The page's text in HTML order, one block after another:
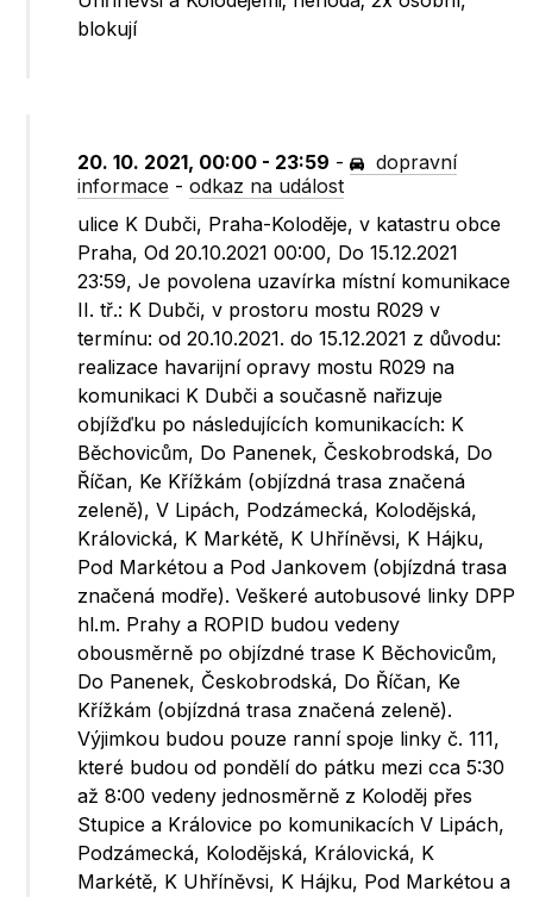
blokují
20. 10. 2021, 00:00 - 23:59 -
dopravní
informace -odkaz na událost
ulice K Dubči, Praha-Koloděje, v katastru obce
Praha, Od 20.10.2021 00:00, Do 15.12.2021
23:59, Je povolena uzavírka místní komunikace
II. tř.: K Dubči, v prostoru mostu R029 v
termínu: od 20.10.2021. do 15.12.2021 z důvodu:
realizace havarijní opravy mostu R029 na
komunikaci K Dubči a současně nařizuje
objížďku po následujících komunikacích: K
Běchovicům, Do Panenek, Českobrodská, Do
Říčan, Ke Křížkám (objízdná trasa značená
zeleně), V Lipách, Podzámecká, Kolodějská,
Královická, K Markétě, K Uhříněvsi, K Hájku,
Pod Markétou a Pod Jankovem (objízdná trasa
značená modře). Veškeré autobusové linky DPP
hl.m. Prahy a ROPID budou vedeny
obousměrně po objízdné trase K Běchovicům,
Do Panenek, Českobrodská, Do Říčan, Ke
Křížkám (objízdná trasa značená zeleně).
Výjimkou budou pouze ranní spoje linky č. 111,
které budou od pondělí do pátku mezi cca 5:30
až 8:00 vedeny jednosměrně z Koloděj přes
Stupice a Královice po komunikacích V Lipách,
Podzámecká, Kolodějská, Královická, K
Markétě, K Uhříněvsi, K Hájku, Pod Markétou a